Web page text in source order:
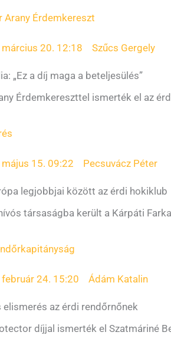
Arany Érdemkereszt
20. 12:18 Szűcs Gergely
„Ez a díj maga a beteljesülés”
Érdemkereszttel ismerték el az
15. 09:22 Pecsuvácz Péter
legjobbjai között az érdi hokiklub
társaságba került a Kárpáti
24. 15:20 Ádám Katalin
elismerés az érdi rendőrnőnek
díjjal ismerték el Szatmáriné